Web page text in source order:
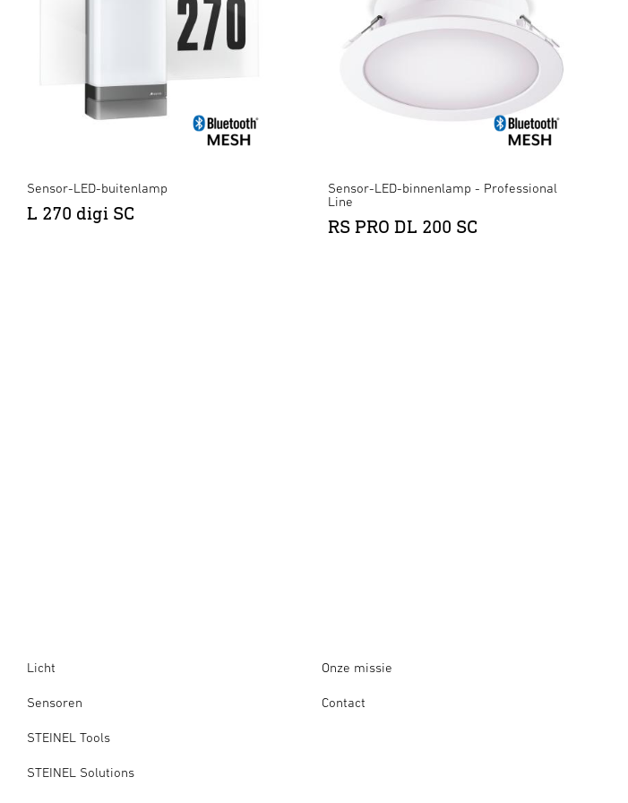
Sensor-LED-buitenlamp
L 270 digi SC
Sensor-LED-binnenlamp - Professional
Line
RS PRO DL 200 SC
Licht
Sensoren
STEINEL Tools
STEINEL Solutions
Onze missie
Contact